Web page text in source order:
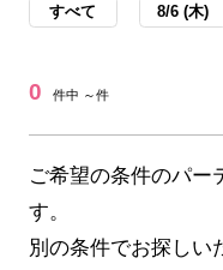
すべて 8/6 (木)
0 件中 ～件
ご希望の条件のパー
す。
別の条件でお探しい